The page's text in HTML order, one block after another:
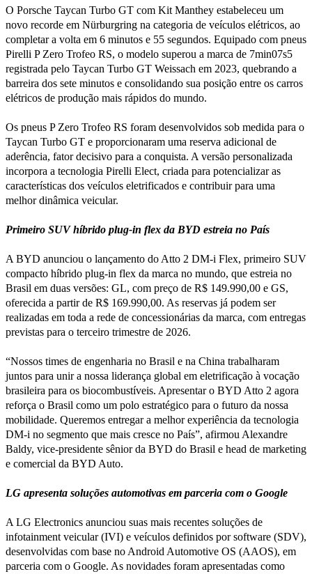
O Porsche Taycan Turbo GT com Kit Manthey estabeleceu um
novo recorde em Nürburgring na categoria de veículos elétricos, ao
completar a volta em 6 minutos e 55 segundos. Equipado com pneus
Pirelli P Zero Trofeo RS, o modelo superou a marca de 7min07s5
registrada pelo Taycan Turbo GT Weissach em 2023, quebrando a
barreira dos sete minutos e consolidando sua posição entre os carros
elétricos de produção mais rápidos do mundo.
Os pneus P Zero Trofeo RS foram desenvolvidos sob medida para o
Taycan Turbo GT e proporcionaram uma reserva adicional de
aderência, fator decisivo para a conquista. A versão personalizada
incorpora a tecnologia Pirelli Elect, criada para potencializar as
características dos veículos eletrificados e contribuir para uma
melhor dinâmica veicular.
Primeiro SUV híbrido plug-in flex da BYD estreia no País
A BYD anunciou o lançamento do Atto 2 DM-i Flex, primeiro SUV
compacto híbrido plug-in flex da marca no mundo, que estreia no
Brasil em duas versões: GL, com preço de R$ 149.990,00 e GS,
oferecida a partir de R$ 169.990,00. As reservas já podem ser
realizadas em toda a rede de concessionárias da marca, com entregas
previstas para o terceiro trimestre de 2026.
“Nossos times de engenharia no Brasil e na China trabalharam
juntos para unir a nossa liderança global em eletrificação à vocação
brasileira para os biocombustíveis. Apresentar o BYD Atto 2 agora
reforça o Brasil como um polo estratégico para o futuro da nossa
mobilidade. Queremos entregar a melhor experiência da tecnologia
DM-i no segmento que mais cresce no País”, afirmou Alexandre
Baldy, vice-presidente sênior da BYD do Brasil e head de marketing
e comercial da BYD Auto.
LG apresenta soluções automotivas em parceria com o Google
A LG Electronics anunciou suas mais recentes soluções de
infotainment veicular (IVI) e veículos definidos por software (SDV),
desenvolvidas com base no Android Automotive OS (AAOS), em
parceria com o Google. As novidades foram apresentadas como